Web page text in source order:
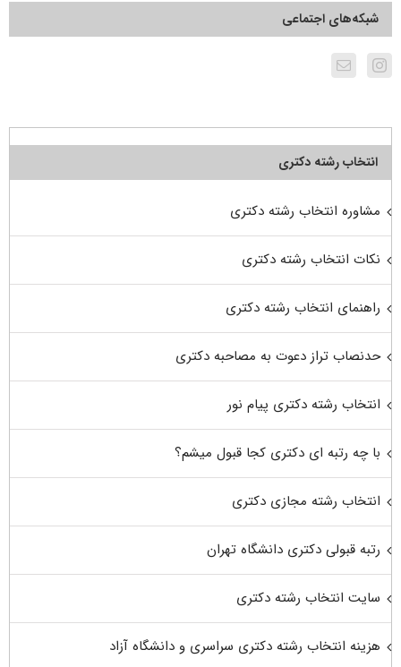
شبکه‌های اجتماعی
انتخاب رشته دکتری
مشاوره انتخاب رشته دکتری
نکات انتخاب رشته دکتری
راهنمای انتخاب رشته دکتری
حدنصاب تراز دعوت به مصاحبه دکتری
انتخاب رشته دکتری پیام نور
با چه رتبه ای دکتری کجا قبول میشم؟
انتخاب رشته مجازی دکتری
رتبه قبولی دکتری دانشگاه تهران
سایت انتخاب رشته دکتری
هزینه انتخاب رشته دکتری سراسری و دانشگاه آزاد